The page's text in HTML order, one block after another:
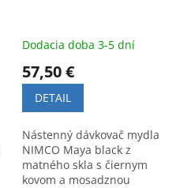
Dodacia doba 3-5 dní
57,50 €
DETAIL
Nástenný dávkovač mydla
NIMCO Maya black z
matného skla s čiernym
kovom a mosadznou